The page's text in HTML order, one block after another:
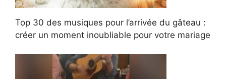
Top 30 des musiques pour l’arrivée du gâteau :
créer un moment inoubliable pour votre mariage